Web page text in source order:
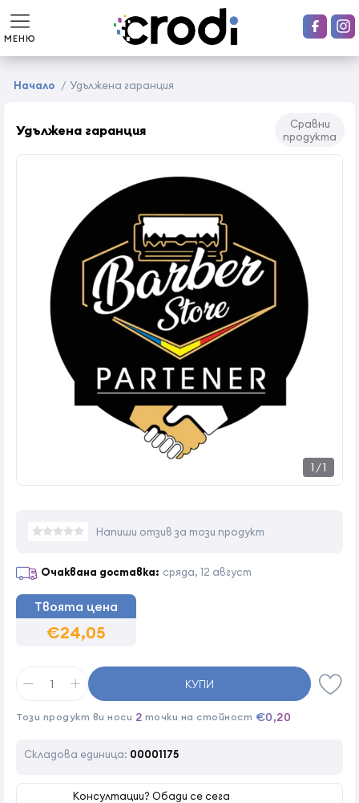
МЕНЮ
Начало / Удължена гаранция
Удължена гаранция
Сравни
продукта
1 /1
Складова единица: 00001175
Консултации? Обади се сега
Напиши отзив за този продукт
Очаквана доставка: сряда, 12 август
Твоята цена
€24,05
КУПИ
Този продукт ви носи 2 точки на стойност €0,20